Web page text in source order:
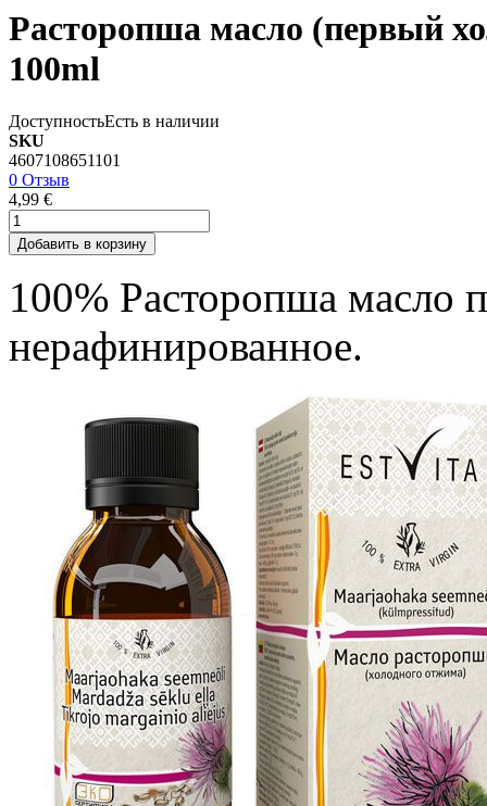
Расторопша масло (первый
100ml
ДоступностьЕсть в наличии
SKU
4607108651101
0 Отзыв
4,99 €
Добавить в корзину
100% Расторопша масло
нерафинированное.